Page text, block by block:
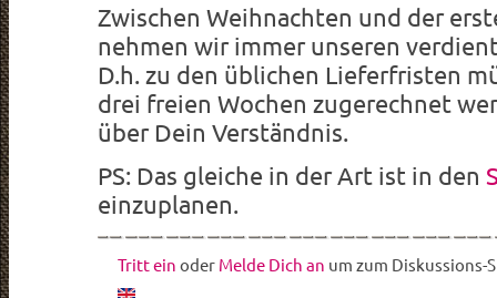
Zwischen Weihnachten und der
nehmen wir immer unseren
D.h. zu den üblichen Lieferfristen
drei freien Wochen zugerechnet
über Dein Verständnis.
PS: Das gleiche in der Art ist in den
einzuplanen.
Tritt ein oder Melde Dich an um zum